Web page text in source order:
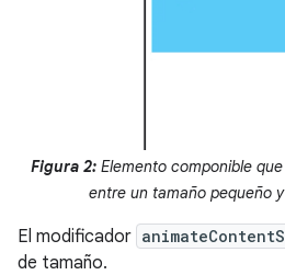
Figura 2:Elemento componible
entre un tamaño pequeño
El modificador
de tamaño.